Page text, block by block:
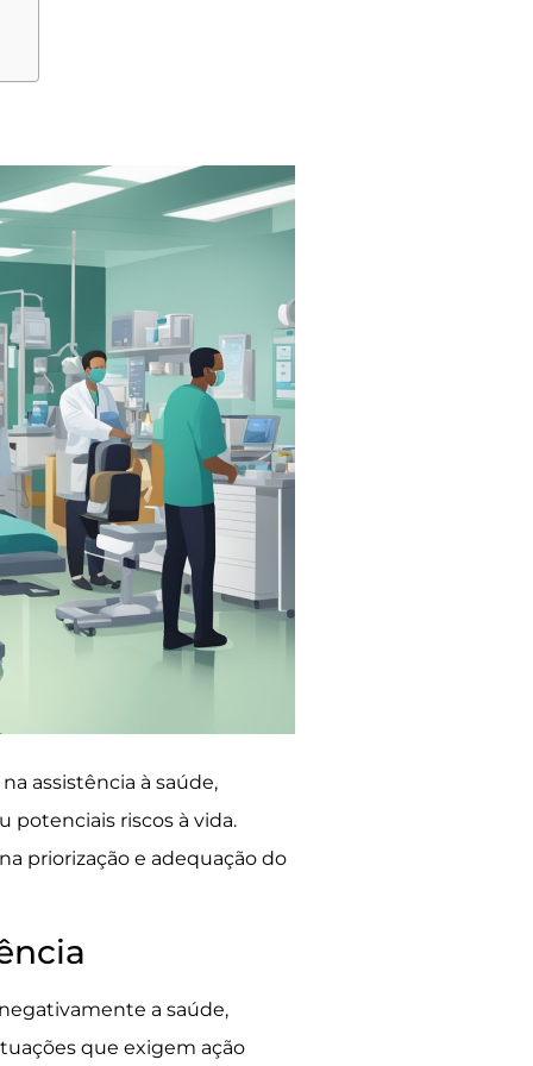
assistência à saúde,
potenciais riscos à vida.
priorização e adequação do
a saúde,
que exigem ação